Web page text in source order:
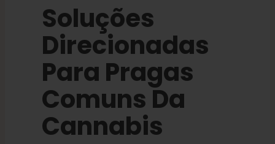
Soluções
Direcionadas
Para Pragas
Comuns Da
Cannabis